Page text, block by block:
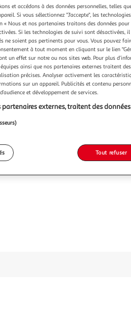
et accédons à des données personnelles, telles
Si vous sélectionnez "J'accepte", les
Nous et nos partenaires traitons des données pour
Si les technologies de suivi sont désactivées,
ne soient pas pertinents pour vous. Vous pouvez
à tout moment en cliquant sur le lien
un effet sur notre ou nos sites web. Pour plus
ainsi que nos partenaires externes traitent
précises. Analyser activement les
sur un appareil. Publicités et contenu
et développement de services.
partenaires externes, traitent des
Tout refuser